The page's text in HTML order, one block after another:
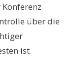
über die
ist.